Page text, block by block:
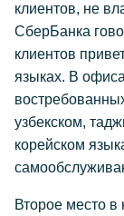
клиентов, не
СберБанка
клиентов
языках. В
узбекском,
корейском
Второе место в